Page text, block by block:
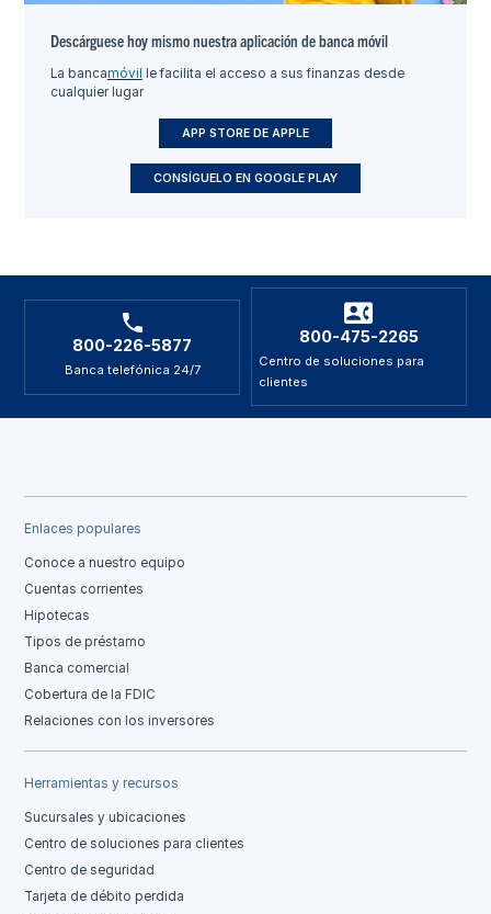
Descárguese hoy mismo nuestra aplicación de banca móvil
La bancamóvil
le facilita el acceso a sus finanzas desde
cualquier lugar
APP STORE DE APPLE
CONSÍGUELO EN GOOGLE PLAY
800-226-5877
Banca telefónica 24/7
800-475-2265
Centro de soluciones para
clientes
Enlaces populares
Conoce a nuestro equipo
Cuentas corrientes
Hipotecas
Tipos de préstamo
Banca comercial
Cobertura de la FDIC
Relaciones con los inversores
Herramientas y recursos
Sucursales y ubicaciones
Centro de soluciones para clientes
Centro de seguridad
Tarjeta de débito perdida